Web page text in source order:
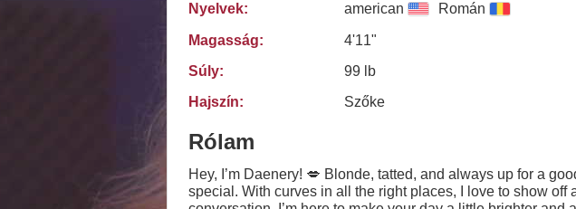
Nyelvek:
american Román
Magasság:
4'11"
Súly:
99 lb
Hajszín:
Szőke
Rólam
Hey, I’m Daenery! 💋 Blonde, tatted, and always up for a
special. With curves in all the right places, I love to show